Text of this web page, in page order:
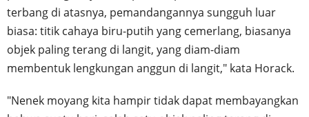
terbang di atasnya, pemandangannya sungguh luar
biasa: titik cahaya biru-putih yang cemerlang, biasanya
objek paling terang di langit, yang diam-diam
membentuk lengkungan anggun di langit," kata Horack.
"Nenek moyang kita hampir tidak dapat membayangkan